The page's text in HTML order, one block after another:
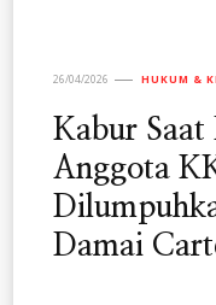
26/04/2026 HUKUM &
Kabur
Anggota
Damai